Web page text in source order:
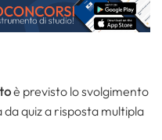
è previsto lo svolgimento
quiz a risposta multipla